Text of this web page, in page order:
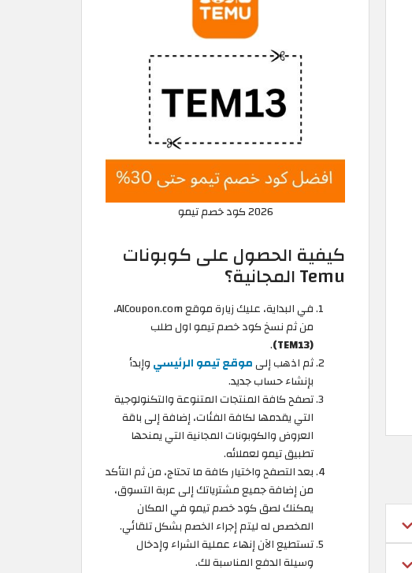
2026 كود خصم تيمو
كيفية الحصول على كوبونات
Temu المجانية؟
في البداية، عليك زيارة موقع AlCoupon.com،
من ثم نسخ كود خصم تيمو اول طلب
(TEM13)
.
ثم اذهب إلىموقع تيمو الرئيسي وإبدأ
بإنشاء حساب جديد.
تصفح كافة المنتجات المتنوعة والتكنولوجية
التي يقدمها لكافة الفئات، إضافة إلى باقة
العروض والكوبونات المجانية التي يمنحها
تطبيق تيمو لعملائه.
بعد التصفح واختيار كافة ما تحتاج، من ثم التأكد
من إضافة جميع مشترياتك إلى عربة التسوق،
يمكنك لصق كود خصم تيمو في المكان
المخصص له ليتم إجراء الخصم بشكل تلقائي.
تستطيع الآن إنهاء عملية الشراء وإدخال
وسيلة الدفع المناسبة لك.